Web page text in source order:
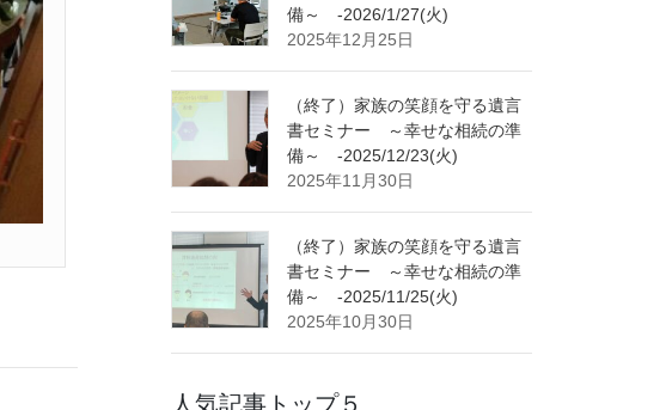
備～ -2026/1/27(火)
2025年12月25日
（終了）家族の笑顔を守る遺言
書セミナー ～幸せな相続の準
備～ -2025/12/23(火)
2025年11月30日
（終了）家族の笑顔を守る遺言
書セミナー ～幸せな相続の準
備～ -2025/11/25(火)
2025年10月30日
人気記事トップ５